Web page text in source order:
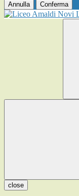
Annulla Conferma
close